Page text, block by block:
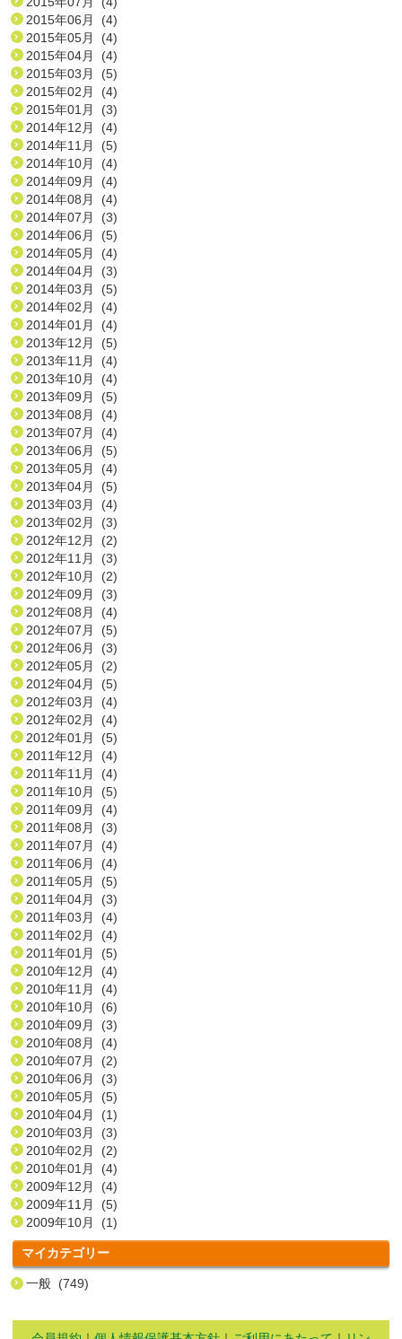
2015年06月 (4)
2015年05月 (4)
2015年04月 (4)
2015年03月 (5)
2015年02月 (4)
2015年01月 (3)
2014年12月 (4)
2014年11月 (5)
2014年10月 (4)
2014年09月 (4)
2014年08月 (4)
2014年07月 (3)
2014年06月 (5)
2014年05月 (4)
2014年04月 (3)
2014年03月 (5)
2014年02月 (4)
2014年01月 (4)
2013年12月 (5)
2013年11月 (4)
2013年10月 (4)
2013年09月 (5)
2013年08月 (4)
2013年07月 (4)
2013年06月 (5)
2013年05月 (4)
2013年04月 (5)
2013年03月 (4)
2013年02月 (3)
2012年12月 (2)
2012年11月 (3)
2012年10月 (2)
2012年09月 (3)
2012年08月 (4)
2012年07月 (5)
2012年06月 (3)
2012年05月 (2)
2012年04月 (5)
2012年03月 (4)
2012年02月 (4)
2012年01月 (5)
2011年12月 (4)
2011年11月 (4)
2011年10月 (5)
2011年09月 (4)
2011年08月 (3)
2011年07月 (4)
2011年06月 (4)
2011年05月 (5)
2011年04月 (3)
2011年03月 (4)
2011年02月 (4)
2011年01月 (5)
2010年12月 (4)
2010年11月 (4)
2010年10月 (6)
2010年09月 (3)
2010年08月 (4)
2010年07月 (2)
2010年06月 (3)
2010年05月 (5)
2010年04月 (1)
2010年03月 (3)
2010年02月 (2)
2010年01月 (4)
2009年12月 (4)
2009年11月 (5)
2009年10月 (1)
マイカテゴリー
一般 (749)